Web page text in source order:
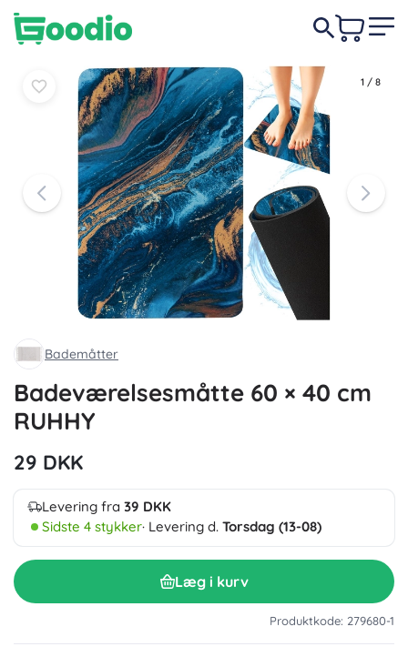
1 / 8
Bademåtter
Badeværelsesmåtte 60 × 40 cm
RUHHY
29 DKK
Levering fra 39 DKK
Sidste 4 stykker· Levering d. Torsdag (13-08)
Læg i kurv
Produktkode: 279680-1
29 DKK
Læg i